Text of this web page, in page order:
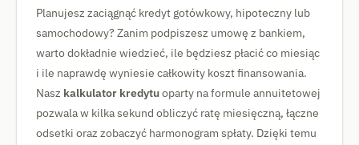
Planujesz zaciągnąć kredyt gotówkowy, hipoteczny lub
samochodowy? Zanim podpiszesz umowę z bankiem,
warto dokładnie wiedzieć, ile będziesz płacić co miesiąc
i ile naprawdę wyniesie całkowity koszt finansowania.
Nasz kalkulator kredytuoparty na formule annuitetowej
pozwala w kilka sekund obliczyć ratę miesięczną, łączne
odsetki oraz zobaczyć harmonogram spłaty. Dzięki temu